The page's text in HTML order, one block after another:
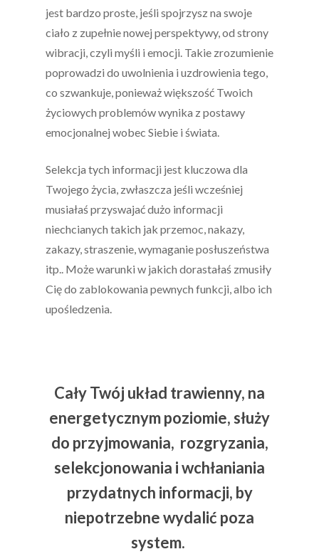
jest bardzo proste, jeśli spojrzysz na swoje
ciało z zupełnie nowej perspektywy, od strony
wibracji, czyli myśli i emocji. Takie zrozumienie
poprowadzi do uwolnienia i uzdrowienia tego,
co szwankuje, ponieważ większość Twoich
życiowych problemów wynika z postawy
emocjonalnej wobec Siebie i świata.
Selekcja tych informacji jest kluczowa dla
Twojego życia, zwłaszcza jeśli wcześniej
musiałaś przyswajać dużo informacji
niechcianych takich jak przemoc, nakazy,
zakazy, straszenie, wymaganie posłuszeństwa
itp.. Może warunki w jakich dorastałaś zmusiły
Cię do zablokowania pewnych funkcji, albo ich
upośledzenia.
Cały Twój układ trawienny, na
energetycznym poziomie, służy
do przyjmowania, rozgryzania,
selekcjonowania i wchłaniania
przydatnych informacji, by
niepotrzebne wydalić poza
system.